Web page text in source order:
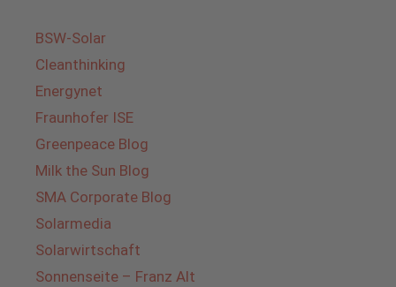
BSW-Solar
Cleanthinking
Energynet
Fraunhofer ISE
Greenpeace Blog
Milk the Sun Blog
SMA Corporate Blog
Solarmedia
Solarwirtschaft
Sonnenseite – Franz Alt